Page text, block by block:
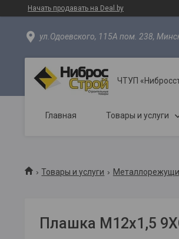
Начать продавать на Deal.by
ул.Одоевского, 115А пом. 238,
ЧТУП
Главная Товары и услуги
Товары и услуги
Плашка М12х1,5